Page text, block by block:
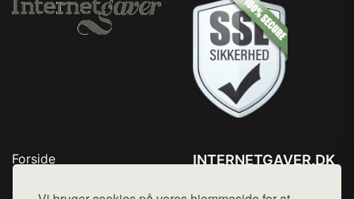
Forside
INTERNETGAVER.DK